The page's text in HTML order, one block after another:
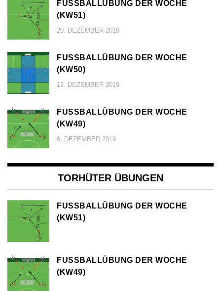
FUSSBALLÜBUNG DER WOCHE (
KW51)
20. DEZEMBER 2019
FUSSBALLÜBUNG DER WOCHE (
KW50)
12. DEZEMBER 2019
FUSSBALLÜBUNG DER WOCHE (
KW49)
6. DEZEMBER 2019
TORHÜTER ÜBUNGEN
FUSSBALLÜBUNG DER WOCHE (
KW51)
FUSSBALLÜBUNG DER WOCHE (
KW49)